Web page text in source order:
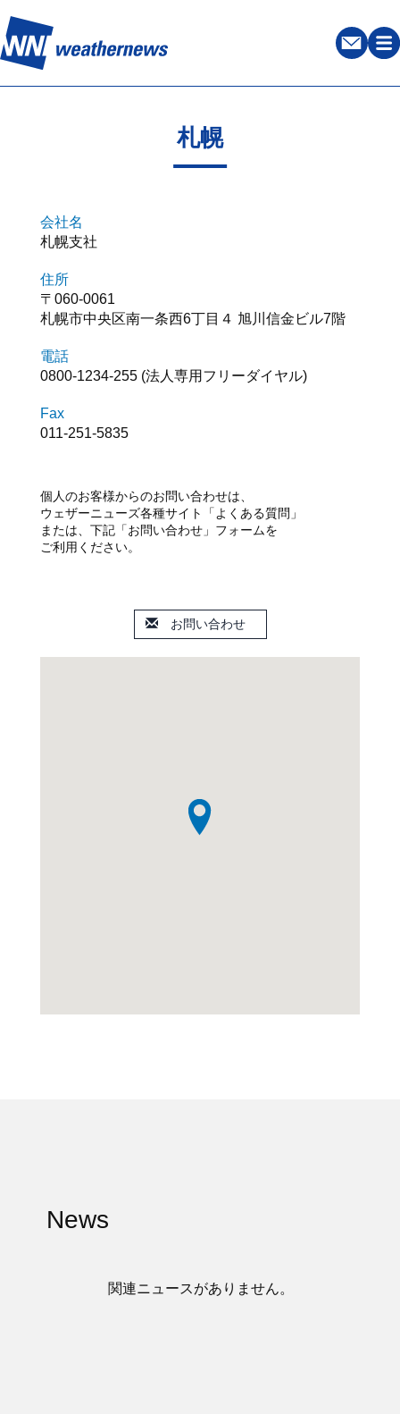
札幌
会社名
札幌支社
住所
〒060-0061
札幌市中央区南一条西6丁目４ 旭川信金ビル7階
電話
0800-1234-255 (法人専用フリーダイヤル)
Fax
011-251-5835
個人のお客様からのお問い合わせは、
ウェザーニューズ各種サイト「よくある質問」
または、下記「お問い合わせ」フォームを
ご利用ください。
お問い合わせ
News
関連ニュースがありません。